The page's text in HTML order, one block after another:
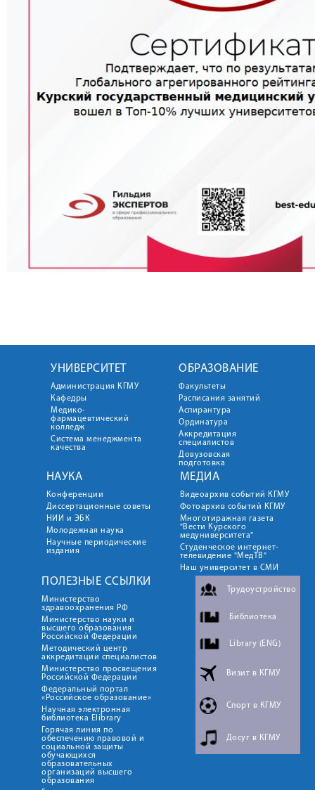
УНИВЕРСИТЕТ
Администрация КГМУ
Кафедры
Медико-
фармацевтический
колледж
Система менеджмента
качества
ОБРАЗОВАНИЕ
Факультеты
Расписания занятий
Аспирантура
Ординатура
Аккредитация
специалистов
Довузовская
подготовка
НАУКА
Конференции
Диссертационные советы
НИИ и ЭБК
Молодежная наука
Научные периодические
издания
МЕДИА
Видеоархив событий КГМУ
Фотоархив событий КГМУ
Многотиражная газета
"Вести Курского
медуниверситета"
Студенческое интернет-
телевидение "МедТВ"
Наш университет в СМИ
ПОЛЕЗНЫЕ ССЫЛКИ
Министерство
здравоохранения РФ
Министерство науки и
высшего образования
Российской Федерации
Методический центр
аккредитации специалистов
Министерство просвещения
Российской Федерации
Федеральный портал
«Российское образование»
Научная электронная
библиотека Elibrary
Горячая линия по
обеспечению правовой и
социальной защиты
обучающихся
образовательных
организаций высшего
образования
Трудоустройство
Библиотека
Library (ENG)
Визит в КГМУ
Спорт в КГМУ
Досуг в КГМУ